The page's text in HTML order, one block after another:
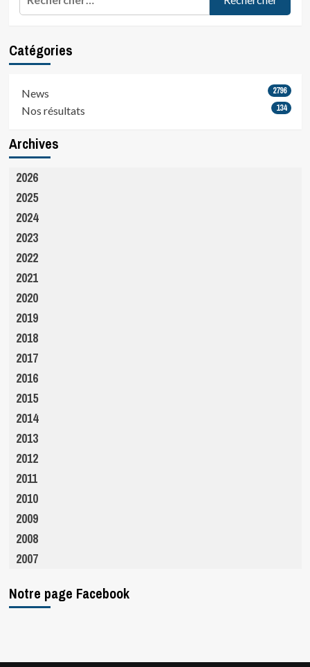
Catégories
News 2796
Nos résultats 134
Archives
2026
2025
2024
2023
2022
2021
2020
2019
2018
2017
2016
2015
2014
2013
2012
2011
2010
2009
2008
2007
Notre page Facebook